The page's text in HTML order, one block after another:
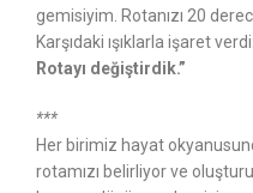
gemisiyim. Rotanızı 20
Karşıdaki ışıklarla işaret
Rotayı değiştirdik.”
***
Her birimiz hayat
rotamızı belirliyor ve